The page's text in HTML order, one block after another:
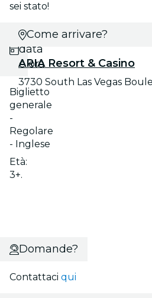
sei stato!
Scegli
data
e ora
Biglietto
generale
-
Regolare
- Inglese
Età:
3+.
Come arrivare?
ARIA Resort & Casino
3730 South Las Vegas
Domande?
Contattaci qui